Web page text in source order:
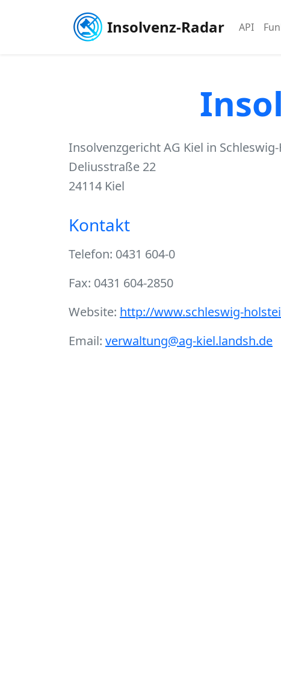
Insolvenz-Radar API
Insolvenzgericht AG Kiel in
Deliusstraße 22
24114 Kiel
Kontakt
Telefon: 0431 604-0
Fax: 0431 604-2850
Website: http://www.schleswig-
Email: verwaltung@ag-kiel.landsh.de